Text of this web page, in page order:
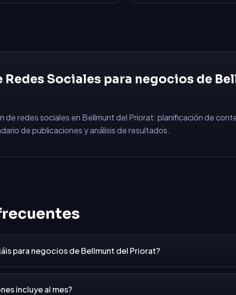
Redes Sociales para negocios de
de redes sociales en Bellmunt del Priorat: planificación de
de publicaciones y análisis de resultados.
para negocios de Bellmunt del Priorat?
incluye al mes?